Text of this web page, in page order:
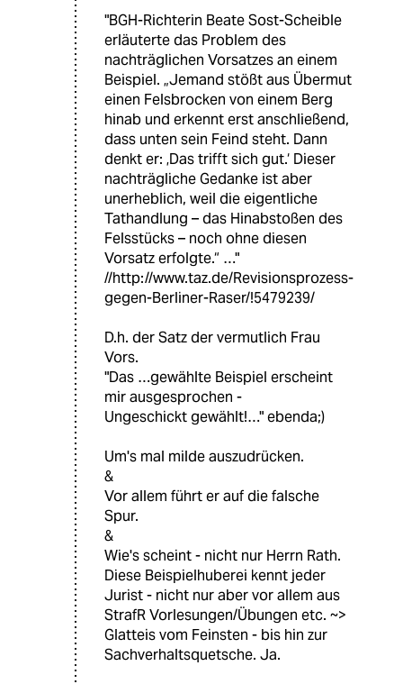
"BGH-Richterin Beate Sost-Scheible
erläuterte das Problem des
nachträglichen Vorsatzes an einem
Beispiel. „Jemand stößt aus Übermut
einen Felsbrocken von einem Berg
hinab und erkennt erst anschließend,
dass unten sein Feind steht. Dann
denkt er: ‚Das trifft sich gut.‘ Dieser
nachträgliche Gedanke ist aber
unerheblich, weil die eigentliche
Tathandlung – das Hinabstoßen des
Felsstücks – noch ohne diesen
Vorsatz erfolgte.“ …"
//http://www.taz.de/Revisionsprozess-
gegen-Berliner-Raser/!5479239/
D.h. der Satz der vermutlich Frau
Vors.
"Das …gewählte Beispiel erscheint
mir ausgesprochen -
Ungeschickt gewählt!…" ebenda;)
Um's mal milde auszudrücken.
&
Vor allem führt er auf die falsche
Spur.
&
Wie's scheint - nicht nur Herrn Rath.
Diese Beispielhuberei kennt jeder
Jurist - nicht nur aber vor allem aus
StrafR Vorlesungen/Übungen etc. ~>
Glatteis vom Feinsten - bis hin zur
Sachverhaltsquetsche. Ja.